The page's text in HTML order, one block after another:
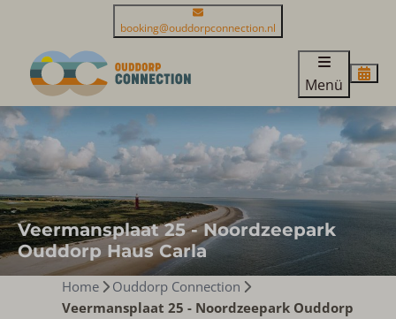
booking@ouddorpconnection.nl
Menü
Veermansplaat 25 - Noordzeepark
Ouddorp Haus Carla
Home
Ouddorp Connection
Veermansplaat 25 - Noordzeepark Ouddorp